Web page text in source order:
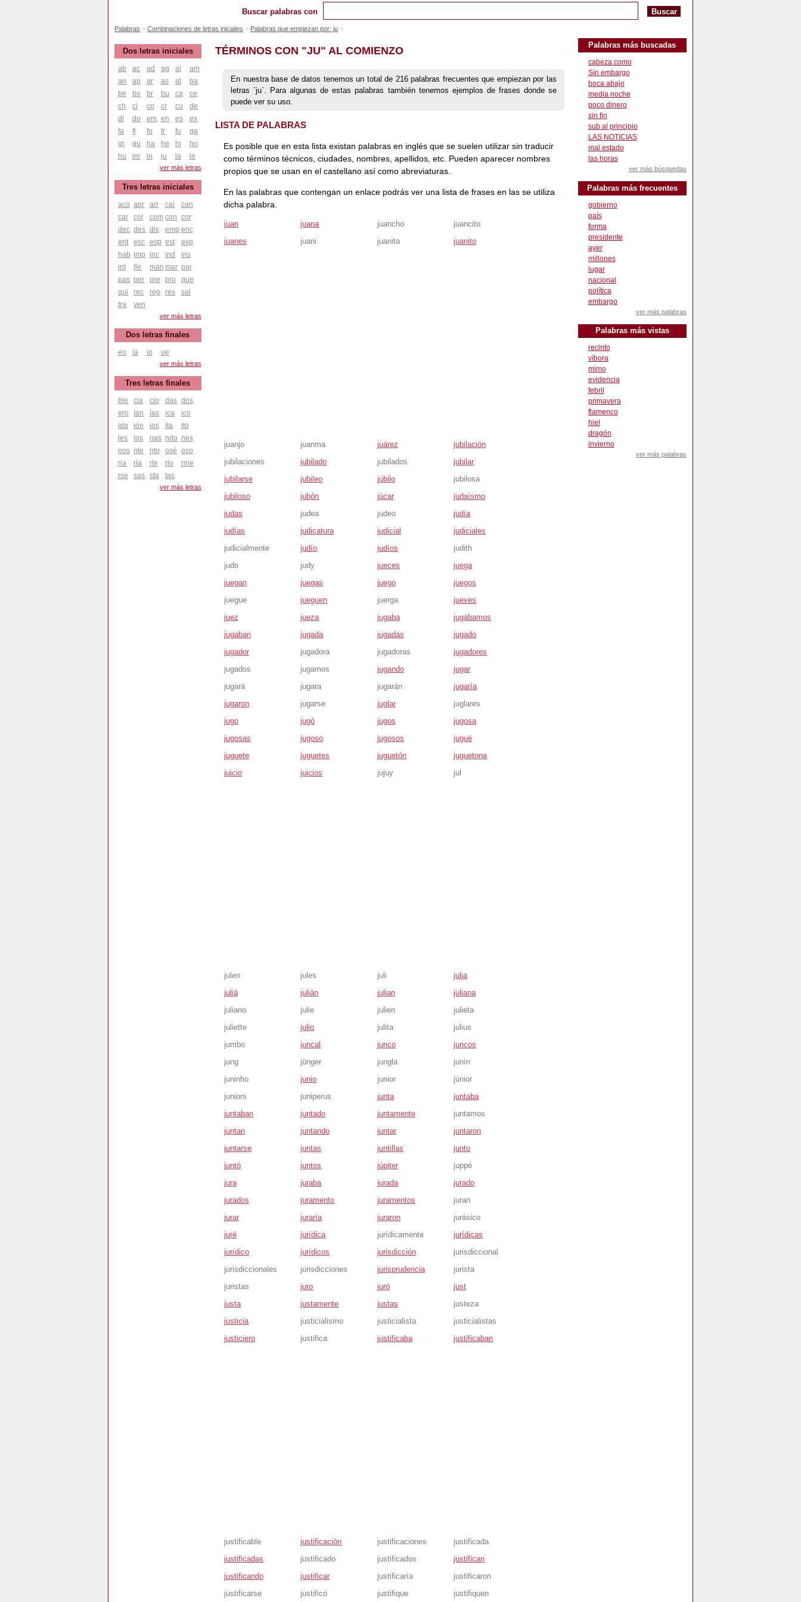
Buscar palabras con
Palabras Combinaciones de letras iniciales Palabras que empiezan por: ju
TÉRMINOS CON "JU" AL COMIENZO
En nuestra base de datos tenemos un total de 216 palabras frecuentes que empiezan por las
letras `ju`. Para algunas de estas palabras también tenemos ejemplos de frases donde se
puede ver su uso.
LISTA DE PALABRAS
Es posible que en esta lista existan palabras en inglés que se suelen utilizar sin traducir
como términos técnicos, ciudades, nombres, apellidos, etc. Pueden aparecer nombres
propios que se usan en el castellano así como abreviaturas.
En las palabras que contengan un enlace podrás ver una lista de frases en las se utiliza
dicha palabra.
juan juana juancho
juancito
juanes
juani juanita juanito
juanjo juanma juárez
jubilación
jubilaciones
jubilado jubilados
jubilar
jubilarse
jubileo júbilo
jubilosa
jubiloso
jubón júcar
judaísmo
judas
judea judeo
judía
judías
judicatura judicial
judiciales
judicialmente
judío judíos
judith
judo
judy jueces
juega
juegan
juegas juego
juegos
juegue
jueguen juerga
jueves
juez
jueza jugaba
jugábamos
jugaban
jugada jugadas
jugado
jugador
jugadora jugadoras
jugadores
jugados
jugamos jugando
jugar
jugará
jugara jugarán
jugaría
jugaron
jugarse juglar
juglares
jugo
jugó jugos
jugosa
jugosas
jugoso jugosos
jugué
juguete
juguetes juguetón
juguetona
juicio
juicios jujuy jul
julen jules juli
julia
juliá
julián julian
juliana
juliano
julie julien
julieta
juliette
julio julita
julius
jumbo
juncal junco
juncos
jung
jünger jungla
junín
juninho
junio junior
júnior
juniors
juniperus junta
juntaba
juntaban
juntado juntamente
juntamos
juntan
juntando juntar
juntaron
juntarse
juntas juntillas
junto
juntó
juntos júpiter
juppé
jura
juraba jurada
jurado
jurados
juramento juramentos
juran
jurar
juraría juraron
jurásico
juré
jurídica jurídicamente
jurídicas
jurídico
jurídicos jurisdicción
jurisdiccional
jurisdiccionales
jurisdicciones jurisprudencia
jurista
juristas
juro juró
just
justa
justamente justas
justeza
justicia
justicialismo justicialista
justicialistas
justiciero
justifica justificaba justificaban
justificable justificación justificaciones
justificada
justificadas
justificado justificados
justifican
justificando
justificar justificaría
justificaron
justificarse
justificó justifique justifiquen
Dos letras iniciales
ab ac ad ag al
am
an
ap ar as at
ba
be
bo br bu ca
ce
ch
ci co cr cu
de
dí
do em en es
ex
fa
fi fo fr fu
ga
gr
gu ha he hi
ho
hu
im in ju la le
ver más letras
Tres letras iniciales
aco apr arr cal
can
car
col com con cor
dec des dis emp enc
ent
esc esp est
exp
hab imp inc ind
ins
int
lle man mar par
pas per pre pro
que
qui
rec rep res
sal
tra
ven
ver más letras
Dos letras finales
eo ía io ue
ver más letras
Tres letras finales
ble cia cio das dos
ero
ían ías ica
ico
ida
ión ios ita
ito
les
los nas ndo nes
nos nte nto osé oso
ria
rla rle rlo
rme
rse
sas sta tas
ver más letras
Palabras más buscadas
cabeza como
Sin embargo
boca abajo
media noche
poco dinero
sin fin
sub al principio
LAS NOTICIAS
mal estado
las horas
ver más búsquedas
Palabras más frecuentes
gobierno
país
forma
presidente
ayer
millones
lugar
nacional
política
embargo
ver más palabras
Palabras más vistas
recinto
víbora
mimo
evidencia
febril
primavera
flamenco
hiel
dragón
invierno
ver más palabras